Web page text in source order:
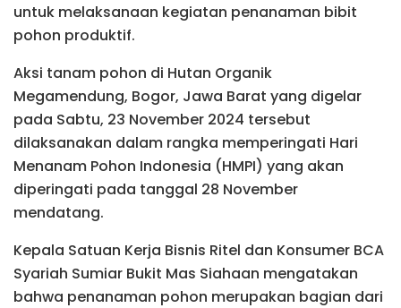
untuk melaksanaan kegiatan penanaman bibit
pohon produktif.
Aksi tanam pohon di Hutan Organik
Megamendung, Bogor, Jawa Barat yang digelar
pada Sabtu, 23 November 2024 tersebut
dilaksanakan dalam rangka memperingati Hari
Menanam Pohon Indonesia (HMPI) yang akan
diperingati pada tanggal 28 November
mendatang.
Kepala Satuan Kerja Bisnis Ritel dan Konsumer BCA
Syariah Sumiar Bukit Mas Siahaan mengatakan
bahwa penanaman pohon merupakan bagian dari